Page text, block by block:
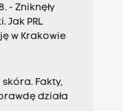
- Zniknęły
Jak PRL
w Krakowie
Fakty,
działa